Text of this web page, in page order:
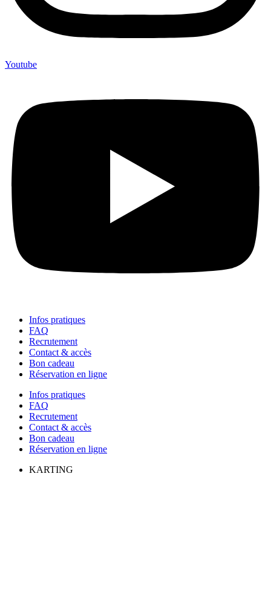
Youtube
Infos pratiques
FAQ
Recrutement
Contact & accès
Bon cadeau
Réservation en ligne
Infos pratiques
FAQ
Recrutement
Contact & accès
Bon cadeau
Réservation en ligne
KARTING